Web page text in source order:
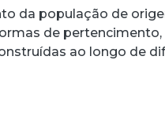
da população de
de
ao longo de